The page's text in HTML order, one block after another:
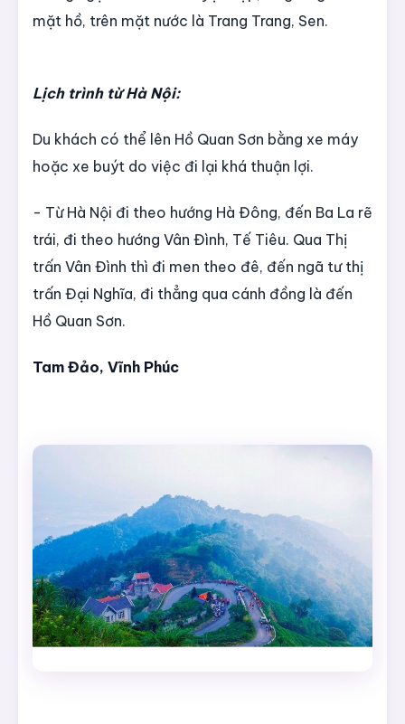
mặt hồ, trên mặt nước là Trang Trang, Sen.
Lịch trình từ Hà Nội:
Du khách có thể lên Hồ Quan Sơn bằng xe máy
hoặc xe buýt do việc đi lại khá thuận lợi.
- Từ Hà Nội đi theo hướng Hà Đông, đến Ba La rẽ
trái, đi theo hướng Vân Đình, Tế Tiêu. Qua Thị
trấn Vân Đình thì đi men theo đê, đến ngã tư thị
trấn Đại Nghĩa, đi thẳng qua cánh đồng là đến
Hồ Quan Sơn.
Tam Đảo, Vĩnh Phúc